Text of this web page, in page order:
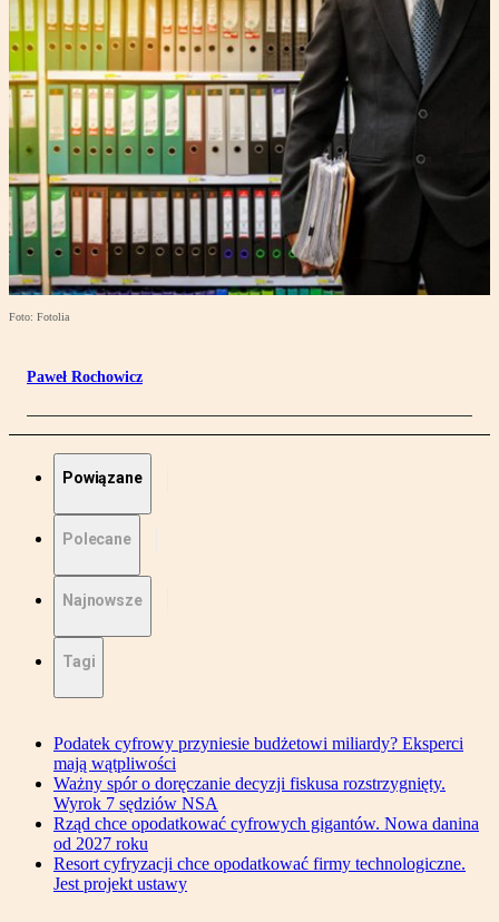
Foto: Fotolia
Paweł Rochowicz
Powiązane
Polecane
Najnowsze
Tagi
Podatek cyfrowy przyniesie budżetowi miliardy? Eksperci
mają wątpliwości
Ważny spór o doręczanie decyzji fiskusa rozstrzygnięty.
Wyrok 7 sędziów NSA
Rząd chce opodatkować cyfrowych gigantów. Nowa danina
od 2027 roku
Resort cyfryzacji chce opodatkować firmy technologiczne.
Jest projekt ustawy